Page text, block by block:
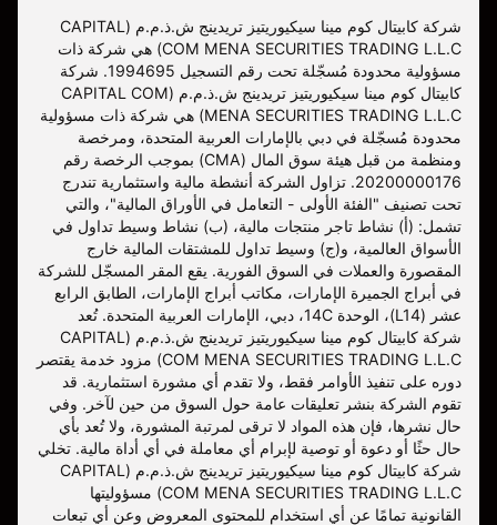
شركة كابيتال كوم مينا سيكيوريتيز تريدينج ش.ذ.م.م (CAPITAL
COM MENA SECURITIES TRADING L.L.C) هي شركة ذات
مسؤولية محدودة مُسجّلة تحت رقم التسجيل 1994695. شركة
كابيتال كوم مينا سيكيوريتيز تريدينج ش.ذ.م.م (CAPITAL COM
MENA SECURITIES TRADING L.L.C) هي شركة ذات مسؤولية
محدودة مُسجّلة في دبي بالإمارات العربية المتحدة، ومرخصة
ومنظمة من قبل هيئة سوق المال (CMA) بموجب الرخصة رقم
20200000176. تزاول الشركة أنشطة مالية واستثمارية تندرج
تحت تصنيف "الفئة الأولى - التعامل في الأوراق المالية"، والتي
تشمل: (أ) نشاط تاجر منتجات مالية، (ب) نشاط وسيط تداول في
الأسواق العالمية، و(ج) وسيط تداول للمشتقات المالية خارج
المقصورة والعملات في السوق الفورية. يقع المقر المسجّل للشركة
في أبراج الجميرة الإمارات، مكاتب أبراج الإمارات، الطابق الرابع
عشر (L14)، الوحدة 14C، دبي، الإمارات العربية المتحدة. تُعد
شركة كابيتال كوم مينا سيكيوريتيز تريدينج ش.ذ.م.م (CAPITAL
COM MENA SECURITIES TRADING L.L.C) مزود خدمة يقتصر
دوره على تنفيذ الأوامر فقط، ولا تقدم أي مشورة استثمارية. قد
تقوم الشركة بنشر تعليقات عامة حول السوق من حين لآخر. وفي
حال نشرها، فإن هذه المواد لا ترقى لمرتبة المشورة، ولا تُعد بأي
حال حثًا أو دعوة أو توصية لإبرام أي معاملة في أي أداة مالية. تخلي
شركة كابيتال كوم مينا سيكيوريتيز تريدينج ش.ذ.م.م (CAPITAL
COM MENA SECURITIES TRADING L.L.C) مسؤوليتها
القانونية تمامًا عن أي استخدام للمحتوى المعروض وعن أي تبعات